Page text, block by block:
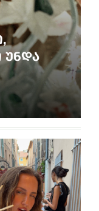
უნდა